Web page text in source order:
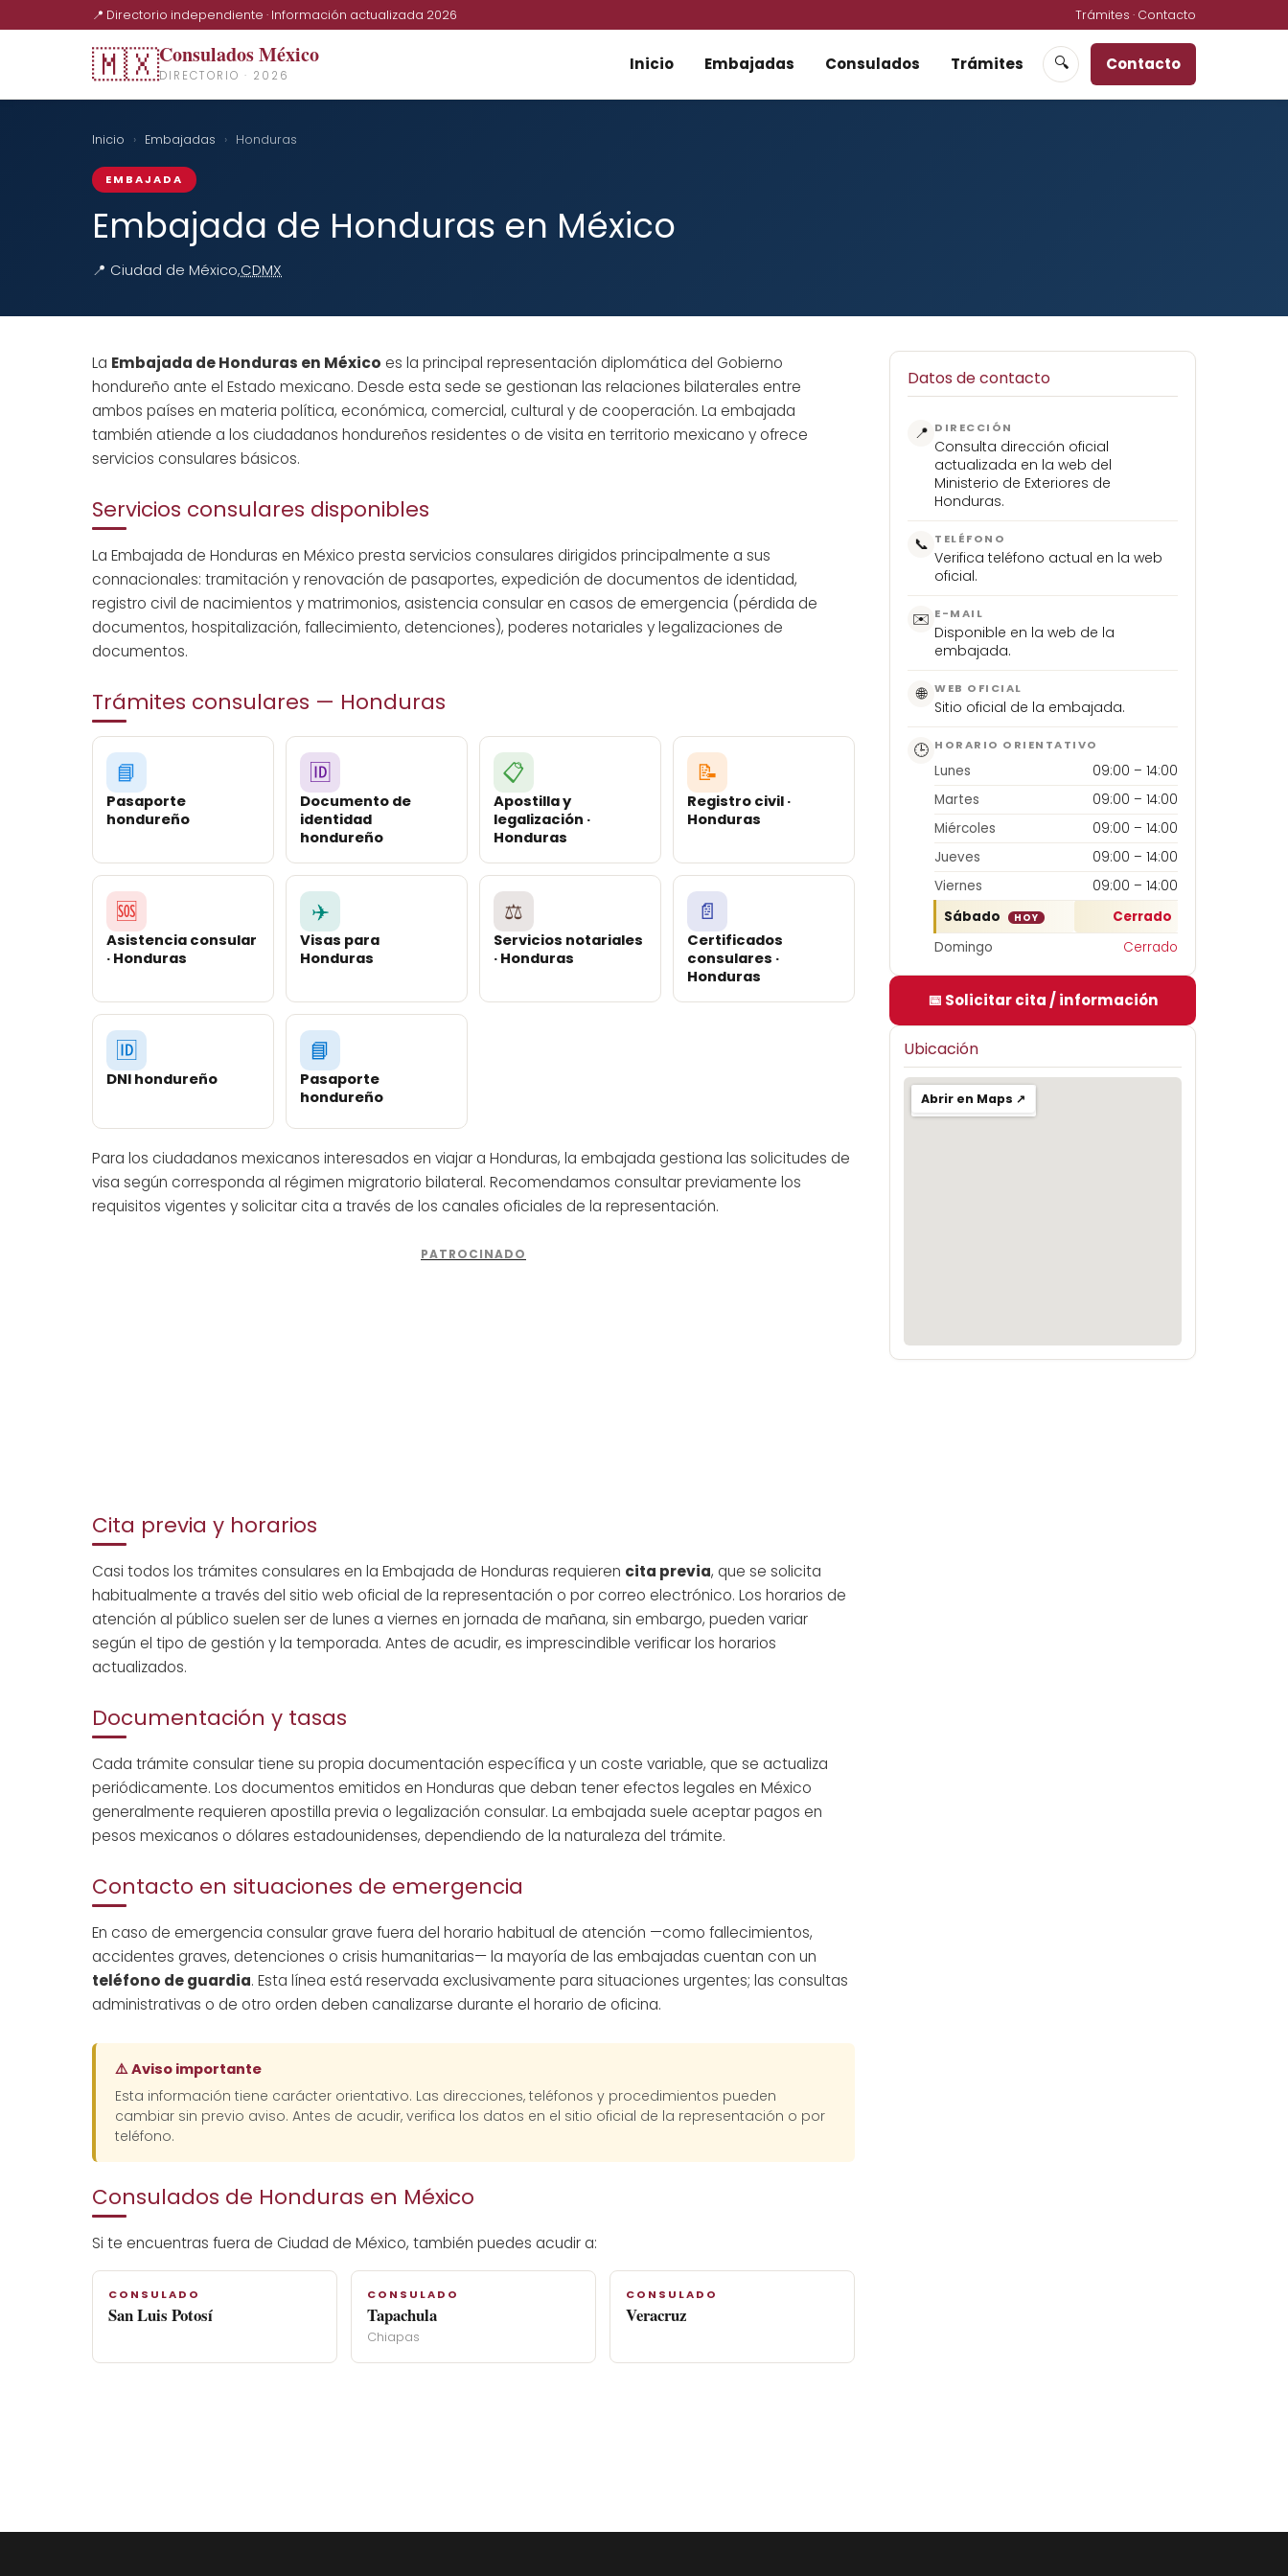
📍 Directorio independiente · Información actualizada 2026 Trámites · Contacto
🇲🇽Consulados México
DIRECTORIO · 2026
Inicio Embajadas Consulados Trámites 🔍 Contacto
Inicio › Embajadas › Honduras
EMBAJADA
Embajada de Honduras en México
📍 Ciudad de México,CDMX
La Embajada de Honduras en México es la principal representación diplomática del Gobierno
hondureño ante el Estado mexicano. Desde esta sede se gestionan las relaciones bilaterales entre
ambos países en materia política, económica, comercial, cultural y de cooperación. La embajada
también atiende a los ciudadanos hondureños residentes o de visita en territorio mexicano y ofrece
servicios consulares básicos.
Servicios consulares disponibles
La Embajada de Honduras en México presta servicios consulares dirigidos principalmente a sus
connacionales: tramitación y renovación de pasaportes, expedición de documentos de identidad,
registro civil de nacimientos y matrimonios, asistencia consular en casos de emergencia (pérdida de
documentos, hospitalización, fallecimiento, detenciones), poderes notariales y legalizaciones de
documentos.
Trámites consulares — Honduras
📘
Pasaporte
hondureño
🆔
Documento de
identidad
hondureño
📋
Apostilla y
legalización ·
Honduras
📝
Registro civil ·
Honduras
🆘
Asistencia consular
· Honduras
✈️
Visas para
Honduras
⚖️
Servicios notariales
· Honduras
📄
Certificados
consulares ·
Honduras
🆔
DNI hondureño
📘
Pasaporte
hondureño
Para los ciudadanos mexicanos interesados en viajar a Honduras, la embajada gestiona las solicitudes de
visa según corresponda al régimen migratorio bilateral. Recomendamos consultar previamente los
requisitos vigentes y solicitar cita a través de los canales oficiales de la representación.
Cita previa y horarios
Casi todos los trámites consulares en la Embajada de Honduras requieren cita previa, que se solicita
habitualmente a través del sitio web oficial de la representación o por correo electrónico. Los horarios de
atención al público suelen ser de lunes a viernes en jornada de mañana, sin embargo, pueden variar
según el tipo de gestión y la temporada. Antes de acudir, es imprescindible verificar los horarios
actualizados.
Documentación y tasas
Cada trámite consular tiene su propia documentación específica y un coste variable, que se actualiza
periódicamente. Los documentos emitidos en Honduras que deban tener efectos legales en México
generalmente requieren apostilla previa o legalización consular. La embajada suele aceptar pagos en
pesos mexicanos o dólares estadounidenses, dependiendo de la naturaleza del trámite.
Contacto en situaciones de emergencia
En caso de emergencia consular grave fuera del horario habitual de atención —como fallecimientos,
accidentes graves, detenciones o crisis humanitarias— la mayoría de las embajadas cuentan con un
teléfono de guardia. Esta línea está reservada exclusivamente para situaciones urgentes; las consultas
administrativas o de otro orden deben canalizarse durante el horario de oficina.
⚠️ Aviso importante
Esta información tiene carácter orientativo. Las direcciones, teléfonos y procedimientos pueden
cambiar sin previo aviso. Antes de acudir, verifica los datos en el sitio oficial de la representación o por
teléfono.
Consulados de Honduras en México
Si te encuentras fuera de Ciudad de México, también puedes acudir a:
CONSULADO
San Luis Potosí
CONSULADO
Tapachula
Chiapas
CONSULADO
Veracruz
Datos de contacto
📍 DIRECCIÓN
Consulta dirección oficial
actualizada en la web del
Ministerio de Exteriores de
Honduras.
📞 TELÉFONO
Verifica teléfono actual en la web
oficial.
✉️ E-MAIL
Disponible en la web de la
embajada.
🌐 WEB OFICIAL
Sitio oficial de la embajada.
🕒 HORARIO ORIENTATIVO
Lunes
09:00 – 14:00
Martes
09:00 – 14:00
Miércoles
09:00 – 14:00
Jueves
09:00 – 14:00
Viernes
09:00 – 14:00
Sábado
HOY
Cerrado
Domingo
Cerrado
📅 Solicitar cita / información
Ubicación
Abrir en Maps ↗